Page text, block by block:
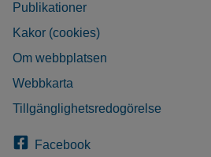
Publikationer
Kakor (cookies)
Om webbplatsen
Webbkarta
Tillgänglighetsredogörelse
Facebook